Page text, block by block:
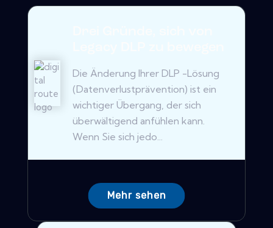
Die Änderung Ihrer DLP -Lösung
(Datenverlustprävention) ist ein
wichtiger Übergang, der sich
überwältigend anfühlen kann.
Wenn Sie sich jedo...
Mehr sehen